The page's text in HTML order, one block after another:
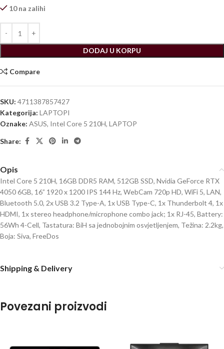
10 na zalihi
DODAJ U KORPU
Compare
SKU: 4711387857427
Kategorija: LAPTOPI
Oznake: ASUS, Intel Core 5 210H, LAPTOP
Share:
Opis
Intel Core 5 210H, 16GB DDR5 RAM, 512GB SSD, Nvidia GeForce RTX
4050 6GB, 16” 1920 x 1200 IPS 144 Hz, WebCam 720p HD, WiFi 5, LAN,
Bluetooth 5.0, 2x USB 3.2 Type-A, 1x USB Type-C, 1x Thunderbolt 4, 1x
HDMI, 1x stereo headphone/microphone combo jack; 1x RJ-45, Battery:
56Wh 4-Cell, Tastatura: BiH sa jednobojnim osvjetljenjem, Težina: 2.2kg,
Boja: Siva, FreeDos
Shipping & Delivery
Povezani proizvodi